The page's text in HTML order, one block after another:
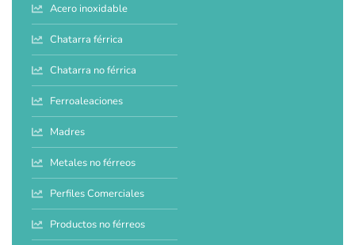
Acero inoxidable
Chatarra férrica
Chatarra no férrica
Ferroaleaciones
Madres
Metales no férreos
Perfiles Comerciales
Productos no férreos